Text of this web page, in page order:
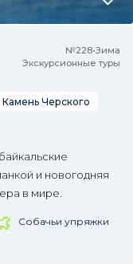
№228•Зима
Экскурсионные туры
Камень Черского
и новогодняя
в мире.
Собачьи упряжки